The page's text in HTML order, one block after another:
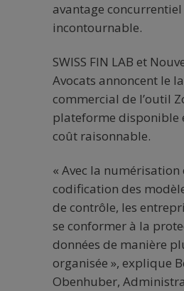
avantage concurrentiel
incontournable.
SWISS FIN LAB et
Avocats annoncent le
commercial de l’outil
plateforme disponible
coût raisonnable.
« Avec la numérisation
codification des
de contrôle, les
se conformer à la
données de manière
organisée », explique
Obenhuber,